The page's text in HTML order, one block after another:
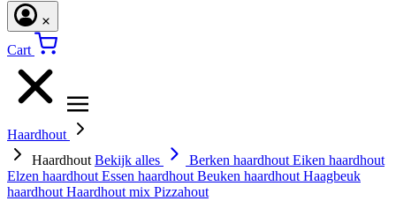
Cart
Haardhout
Haardhout Bekijk alles Berken haardhout Eiken haardhout
Elzen haardhout Essen haardhout Beuken haardhout Haagbeuk
haardhout Haardhout mix Pizzahout